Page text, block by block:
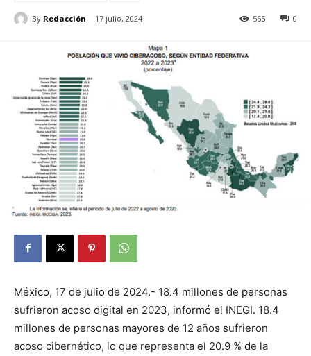
By Redacción 17 julio, 2024 0
565
México, 17 de julio de 2024.- 18.4 millones de personas
sufrieron acoso digital en 2023, informó el INEGI. 18.4
millones de personas mayores de 12 años sufrieron
acoso cibernético, lo que representa el 20.9 % de la